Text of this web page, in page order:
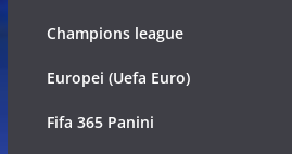
Champions league
Europei (Uefa Euro)
Fifa 365 Panini